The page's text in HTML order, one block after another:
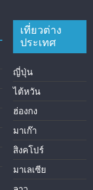
เที่ยวต่าง
ประเทศ
ญี่ปุ่น
ไต้หวัน
ฮ่องกง
มาเก๊า
สิงคโปร์
มาเลเซีย